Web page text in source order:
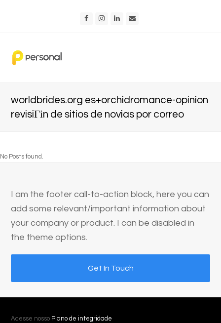
FacebookInstagram
LinkedIn
worldbrides.org es+orchidromance-opinion
revisiГіn de sitios de novias por correo
No Posts found.
I am the footer call-to-action block, here you can
add some relevant/important information about
your company or product. I can be disabled in
the theme options.
Get In Touch
Acesse nosso Plano de integridade